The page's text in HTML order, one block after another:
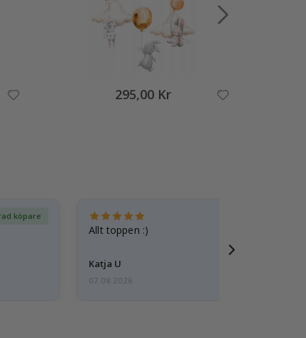
295,00 Kr
köpare
Allt toppen :)
Katja U
07.08.2026